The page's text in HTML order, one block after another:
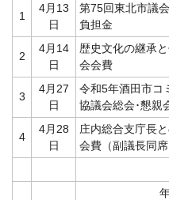
1
4月13
日
第75回東北市議
負担金
2
4月14
日
歴史文化の継承
会会費
3
4月27
日
令和5年酒田市コ
協議会総会･懇親
4
4月28
日
庄内総合支庁長
会費（副議長同席